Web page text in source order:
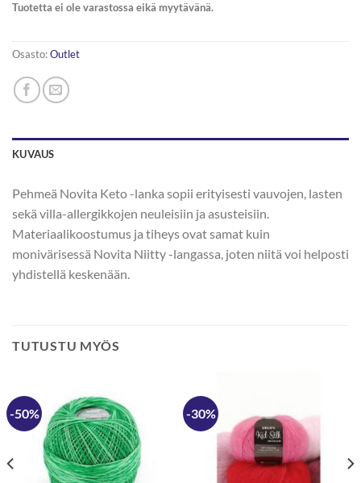
Tuotetta ei ole varastossa eikä myytävänä.
Osasto:Outlet
KUVAUS
Pehmeä Novita Keto -lanka sopii erityisesti vauvojen, lasten
sekä villa-allergikkojen neuleisiin ja asusteisiin.
Materiaalikoostumus ja tiheys ovat samat kuin
monivärisessä Novita Niitty -langassa, joten niitä voi helposti
yhdistellä keskenään.
TUTUSTU MYÖS
-50% -30%